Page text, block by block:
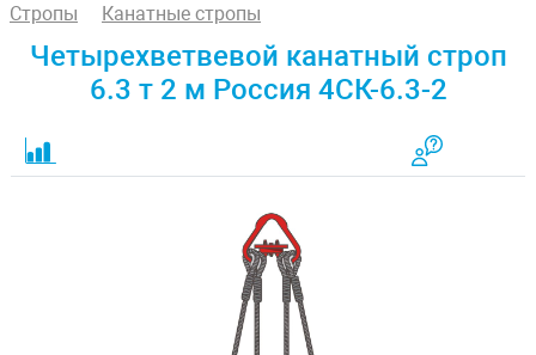
Стропы
Канатные стропы
Четырехветвевой канатный строп
6.3 т 2 м Россия 4СК-6.3-2